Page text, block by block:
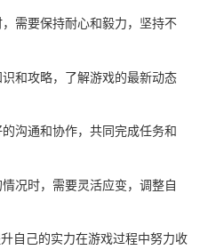
需要保持耐心和毅力，坚持不
和攻略，了解游戏的最新动态
沟通和协作，共同完成任务和
况时，需要灵活应变，调整自
自己的实力在游戏过程中努力收